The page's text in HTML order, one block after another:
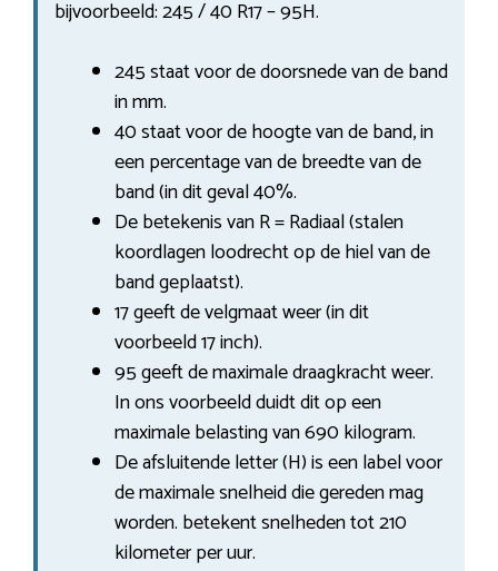
bijvoorbeeld: 245 / 40 R17 – 95H.
245 staat voor de doorsnede van de band
in mm.
40 staat voor de hoogte van de band, in
een percentage van de breedte van de
band (in dit geval 40%.
De betekenis van R = Radiaal (stalen
koordlagen loodrecht op de hiel van de
band geplaatst).
17 geeft de velgmaat weer (in dit
voorbeeld 17 inch).
95 geeft de maximale draagkracht weer.
In ons voorbeeld duidt dit op een
maximale belasting van 690 kilogram.
De afsluitende letter (H) is een label voor
de maximale snelheid die gereden mag
worden. betekent snelheden tot 210
kilometer per uur.